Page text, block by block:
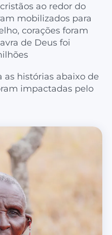
ao redor do
mobilizados para
corações foram
de Deus foi
as histórias abaixo de
impactadas pelo